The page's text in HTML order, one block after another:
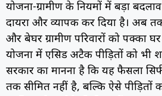
योजना-ग्रामीण के नियमों में बड़ा
दायरा और व्यापक कर दिया है। अब
और बेघर ग्रामीण परिवारों को पक्का
योजना में एसिड अटैक पीड़ितों को भी
सरकार का मानना है कि यह फैसला
तक सीमित नहीं है, बल्कि ऐसे